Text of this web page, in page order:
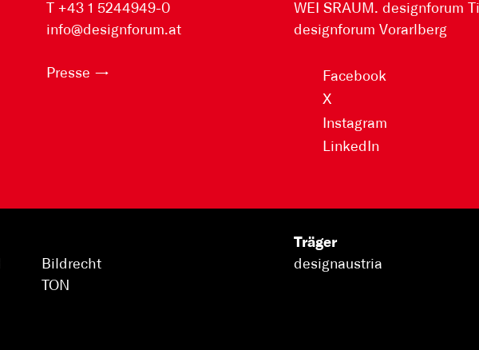
T +43 1 5244949-0
info@designforum.at
Presse
WEI SRAUM. designforum
designforum Vorarlberg
Facebook
X
Instagram
LinkedIn
Bildrecht
TON
Träger
designaustria